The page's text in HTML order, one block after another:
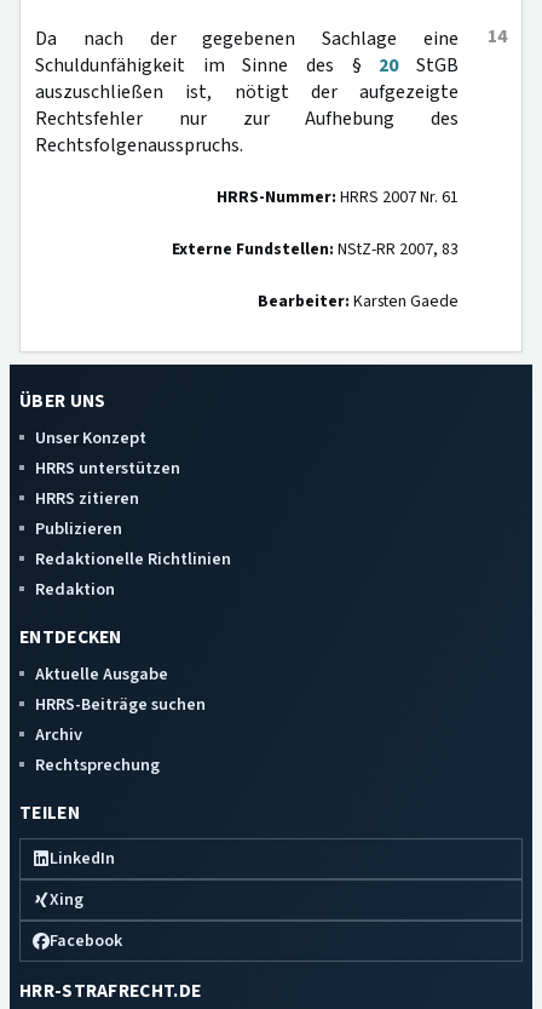
14
Da nach der gegebenen Sachlage eine
Schuldunfähigkeit im Sinne des § 20StGB
auszuschließen ist, nötigt der aufgezeigte
Rechtsfehler nur zur Aufhebung des
Rechtsfolgenausspruchs.
HRRS-Nummer: HRRS 2007 Nr. 61
Externe Fundstellen: NStZ-RR 2007, 83
Bearbeiter: Karsten Gaede
ÜBER UNS
Unser Konzept
HRRS unterstützen
HRRS zitieren
Publizieren
Redaktionelle Richtlinien
Redaktion
ENTDECKEN
Aktuelle Ausgabe
HRRS-Beiträge suchen
Archiv
Rechtsprechung
TEILEN
LinkedIn
Xing
Facebook
HRR-STRAFRECHT.DE